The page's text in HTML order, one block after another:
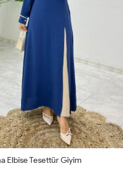
Elbise Tesettür Giyim